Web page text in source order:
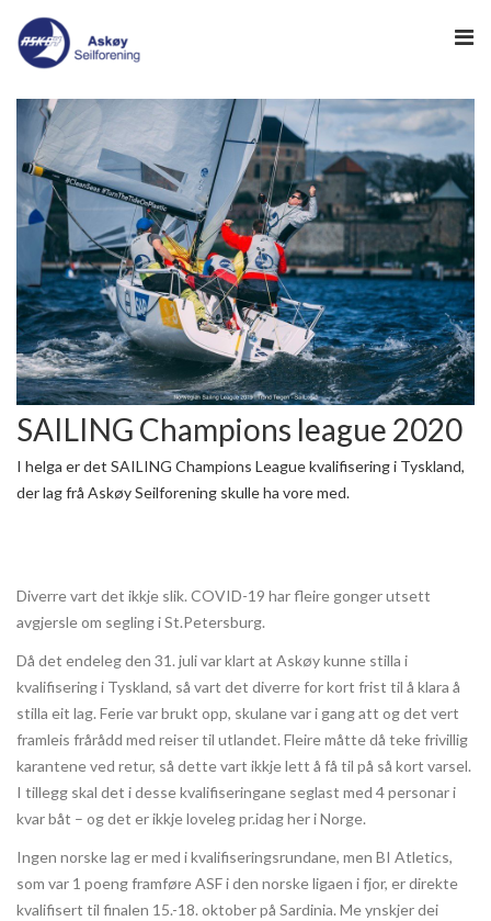
HJEM
-> HAVNEWEB
-> KLUBBGUIDEN
NYHETER
NYHETSARKIV
SEILING
REGATTA
INFO
SAILING Champions league 2020
I helga er det SAILING Champions League kvalifisering i Tyskland,
der lag frå Askøy Seilforening skulle ha vore med.
Diverre vart det ikkje slik. COVID-19 har fleire gonger utsett
avgjersle om segling i St.Petersburg.
Då det endeleg den 31. juli var klart at Askøy kunne stilla i
kvalifisering i Tyskland, så vart det diverre for kort frist til å klara å
stilla eit lag. Ferie var brukt opp, skulane var i gang att og det vert
framleis frårådd med reiser til utlandet. Fleire måtte då teke frivillig
karantene ved retur, så dette vart ikkje lett å få til på så kort varsel.
I tillegg skal det i desse kvalifiseringane seglast med 4 personar i
kvar båt – og det er ikkje loveleg pr.idag her i Norge.
Ingen norske lag er med i kvalifiseringsrundane, men BI Atletics,
som var 1 poeng framføre ASF i den norske ligaen i fjor, er direkte
kvalifisert til finalen 15.-18. oktober på Sardinia. Me ynskjer dei